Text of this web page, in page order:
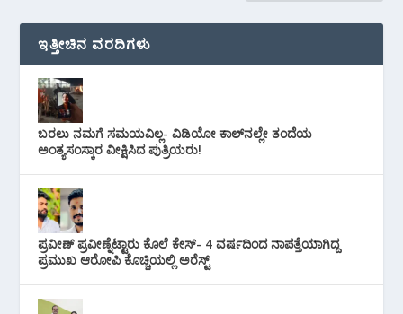
ಇತ್ತೀಚಿನ ವರದಿಗಳು
ಬರಲು ನಮಗೆ ಸಮಯವಿಲ್ಲ- ವಿಡಿಯೋ ಕಾಲ್‌ನಲ್ಲೇ ತಂದೆಯ
ಅಂತ್ಯಸಂಸ್ಕಾರ ವೀಕ್ಷಿಸಿದ ಪುತ್ರಿಯರು!
ಪ್ರವೀಣ್ ಪ್ರವೀಣ್ನೆಟ್ಟಾರು ಕೊಲೆ ಕೇಸ್‌- 4 ವರ್ಷದಿಂದ ನಾಪತ್ತೆಯಾಗಿದ್ದ
ಪ್ರಮುಖ ಆರೋಪಿ ಕೊಚ್ಚಿಯಲ್ಲಿ ಅರೆಸ್ಟ್‌